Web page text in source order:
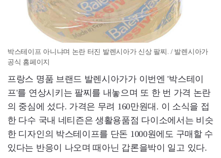
박스테이프 아니냐며 논란 터진 발렌시아가 신상 팔찌. / 발렌시아가
공식 홈페이지
프랑스 명품 브랜드 발렌시아가가 이번엔 '박스테이
프'를 연상시키는 팔찌를 내놓으며 또 한 번 가격 논란
의 중심에 섰다. 가격은 무려 160만원대. 이 소식을 접
한 다수 국내 네티즌은 생활용품점 다이소에서는 비슷
한 디자인의 박스테이프를 단돈 1000원에도 구매할 수
있다는 반응이 나오며 때아닌 갑론을박이 일고 있다.